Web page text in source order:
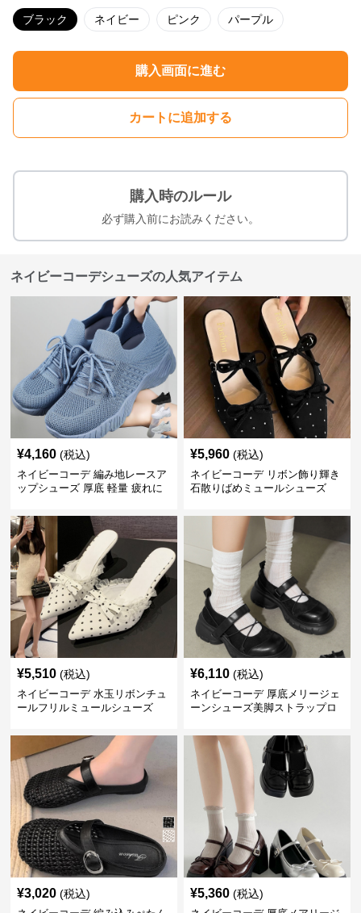
ブラック ネイビー ピンク パープル
購入画面に進む
カートに追加する
購入時のルール
必ず購入前にお読みください。
ネイビーコーデシューズの人気アイテム
¥4,160 (税込)
ネイビーコーデ 編み地レースア
ップシューズ 厚底 軽量 疲れに
¥5,960 (税込)
ネイビーコーデ リボン飾り輝き
石散りばめミュールシューズ
¥5,510 (税込)
ネイビーコーデ 水玉リボンチュ
ールフリルミュールシューズ
¥6,110 (税込)
ネイビーコーデ 厚底メリージェ
ーンシューズ美脚ストラップロ
¥3,020 (税込) ¥5,360 (税込)